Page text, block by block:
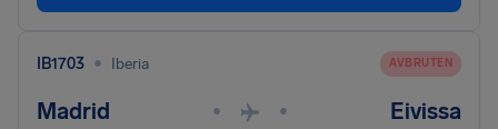
IB1703 • Iberia AVBRUTEN
Madrid • • Eivissa